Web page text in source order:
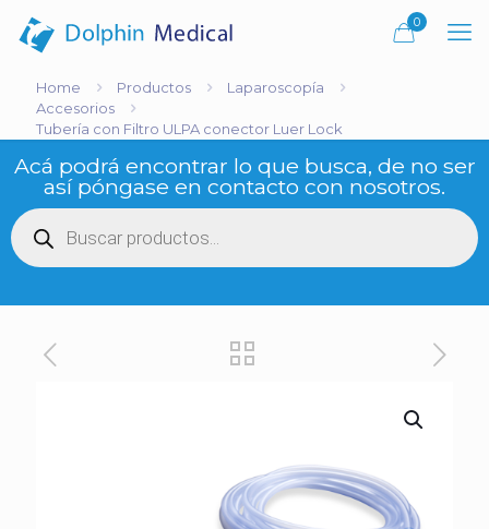
0
Home Productos
Laparoscopía
Accesorios
Tubería con Filtro ULPA conector Luer Lock
Acá podrá encontrar lo que busca, de no ser
así póngase en contacto con nosotros.
Búsqueda
de
productos